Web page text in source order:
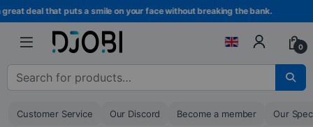
Skip to navigation
Skip to content
deal that puts a smile on your face without breaking the bank.
0
Search for :
Customer Service Our Discord Become a member Our